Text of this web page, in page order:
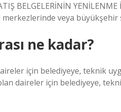
BELGELERİNİN
veya büyükşehir
ne kadar?
için belediyeye, teknik
daireler için belediyeye,